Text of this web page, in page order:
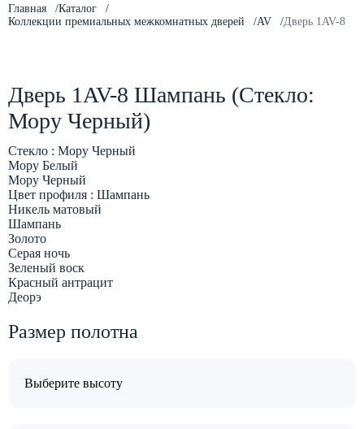
Главная
Каталог
Коллекции премиальных межкомнатных дверей
AV Дверь 1AV-8
Дверь 1AV-8 Шампань (Стекло:
Мору Черный)
Стекло : Мору Черный
Мору Белый
Мору Черный
Цвет профиля : Шампань
Никель матовый
Шампань
Золото
Серая ночь
Зеленый воск
Красный антрацит
Деорэ
Размер полотна